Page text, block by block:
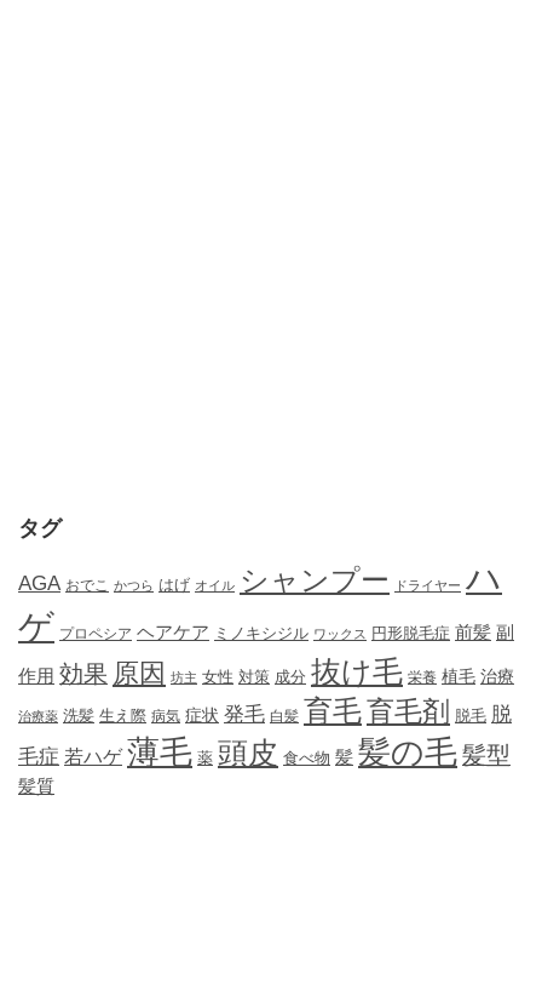
タグ
AGA おでこ かつら はげ オイル シャンプー ドライヤー ハ
ゲ プロペシア ヘアケア ミノキシジル ワックス 円形脱毛症 前髪 副
作用 効果 原因 坊主 女性 対策 成分 抜け毛 栄養 植毛 治療
治療薬 洗髪 生え際 病気 症状 発毛 白髪 育毛育毛剤 脱毛 脱
毛症 若ハゲ 薄毛 薬 頭皮 食べ物 髪 髪の毛髪型
髪質